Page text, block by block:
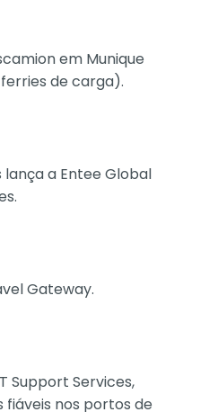
em Munique
de carga).
a Entee Global
Gateway.
Support Services,
nos portos de